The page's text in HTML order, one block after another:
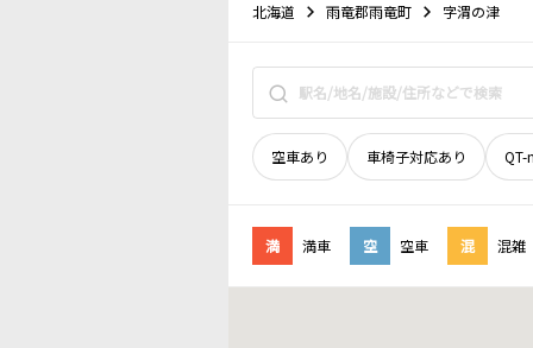
北海道 雨竜郡雨竜町 字渭の津
空車あり 車椅子対応あり QT-
満 満車 空 空車 混 混雑